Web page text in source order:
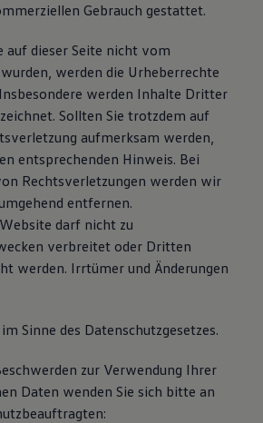
Jubiläum
ab Werk
Gebrauch gestattet.
auf dieser Seite nicht vom
werden die Urheberrechte
werden Inhalte Dritter
Sollten Sie trotzdem auf
aufmerksam werden,
entsprechenden Hinweis. Bei
Rechtsverletzungen werden wir
entfernen.
darf nicht zu
verbreitet oder Dritten
werden. Irrtümer und Änderungen
Sinne des Datenschutzgesetzes.
zur Verwendung Ihrer
Daten wenden Sie sich bitte an